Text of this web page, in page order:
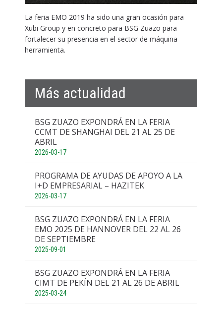
La feria EMO 2019 ha sido una gran ocasión para
Xubi Group y en concreto para BSG Zuazo para
fortalecer su presencia en el sector de máquina
herramienta.
Más actualidad
BSG ZUAZO EXPONDRÁ EN LA FERIA
CCMT DE SHANGHAI DEL 21 AL 25 DE
ABRIL
2026-03-17
PROGRAMA DE AYUDAS DE APOYO A LA
I+D EMPRESARIAL – HAZITEK
2026-03-17
BSG ZUAZO EXPONDRÁ EN LA FERIA
EMO 2025 DE HANNOVER DEL 22 AL 26
DE SEPTIEMBRE
2025-09-01
BSG ZUAZO EXPONDRÁ EN LA FERIA
CIMT DE PEKÍN DEL 21 AL 26 DE ABRIL
2025-03-24